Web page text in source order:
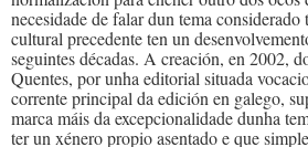
necesidade de falar dun tema
cultural precedente ten un
seguintes décadas. A creación, en 2002,
Quentes, por unha editorial situada
corrente principal da edición en galego,
marca máis da excepcionalidade dunha
ter un xénero propio asentado e que